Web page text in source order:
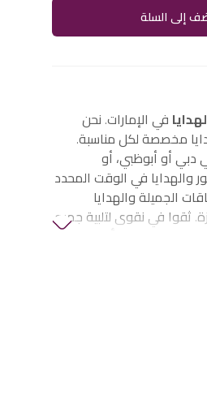
إلى السلة
في الإمارات. نحن
مخصصة لكل مناسبة.
دبي أو أبوظبي، أو
في الوقت المحدد
الجميلة والهدايا
ثقوا في نقوى لتلبية جميع